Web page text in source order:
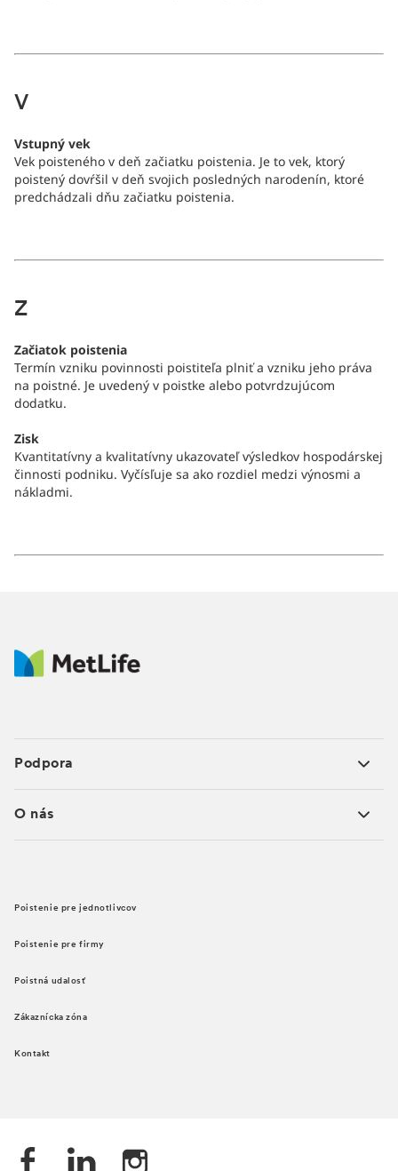
V
Vstupný vek
Vek poisteného v deň začiatku poistenia. Je to vek, ktorý
poistený dovŕšil v deň svojich posledných narodenín, ktoré
predchádzali dňu začiatku poistenia.
Z
Začiatok poistenia
Termín vzniku povinnosti poistiteľa plniť a vzniku jeho práva
na poistné. Je uvedený v poistke alebo potvrdzujúcom
dodatku.
Zisk
Kvantitatívny a kvalitatívny ukazovateľ výsledkov hospodárskej
činnosti podniku. Vyčísľuje sa ako rozdiel medzi výnosmi a
nákladmi.
Podpora
O nás
Poistenie pre jednotlivcov
Poistenie pre firmy
Poistná udalosť
Zákaznícka zóna
Kontakt